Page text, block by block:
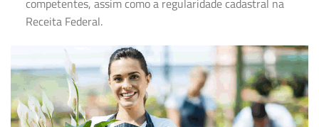
Receita Federal.